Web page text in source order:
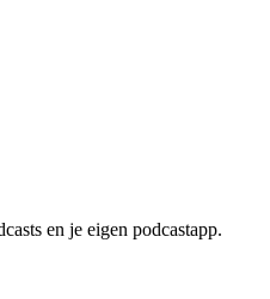
en je eigen podcastapp.